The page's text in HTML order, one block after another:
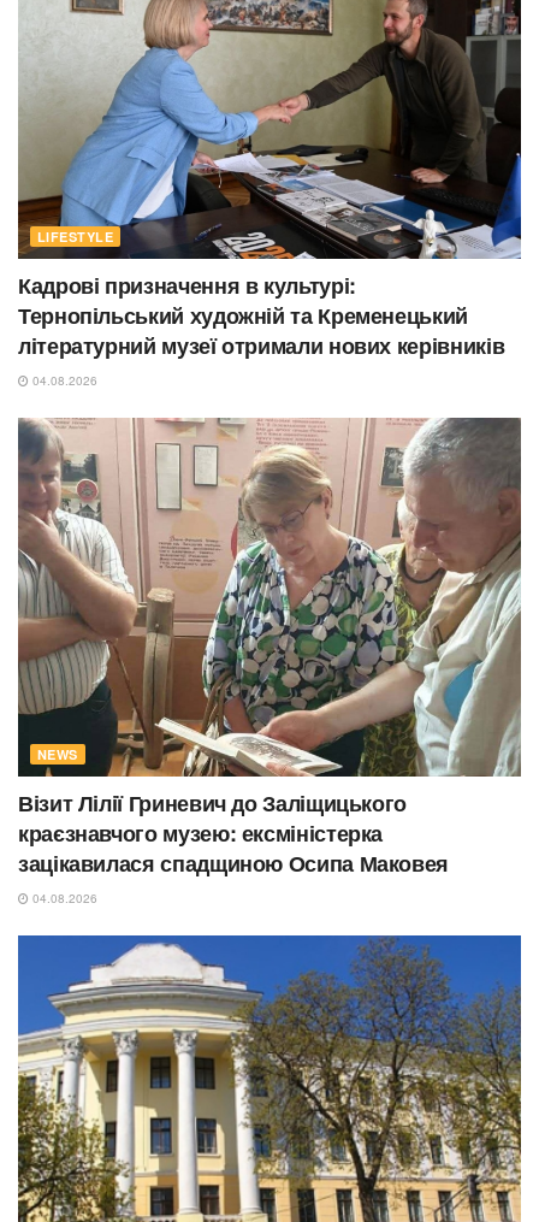
LIFESTYLE
Кадрові призначення в культурі:
Тернопільський художній та Кременецький
літературний музеї отримали нових керівників
04.08.2026
NEWS
Візит Лілії Гриневич до Заліщицького
краєзнавчого музею: ексміністерка
зацікавилася спадщиною Осипа Маковея
04.08.2026